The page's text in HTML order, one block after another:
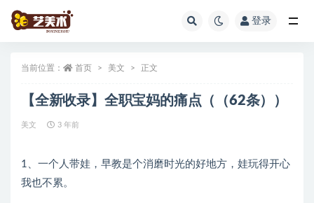
登录
当前位置： 首页 美文 正文
【全新收录】全职宝妈的痛点（（62条））
美文 3 年前
1、一个人带娃，早教是个消磨时光的好地方，娃玩得开心
我也不累。